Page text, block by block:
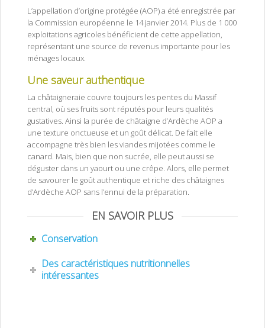
L’appellation d’origine protégée (AOP) a été enregistrée par
la Commission européenne le 14 janvier 2014. Plus de 1 000
exploitations agricoles bénéficient de cette appellation,
représentant une source de revenus importante pour les
ménages locaux.
Une saveur authentique
La châtaigneraie couvre toujours les pentes du Massif
central, où ses fruits sont réputés pour leurs qualités
gustatives. Ainsi la purée de châtaigne d’Ardèche AOP a
une texture onctueuse et un goût délicat. De fait elle
accompagne très bien les viandes mijotées comme le
canard. Mais, bien que non sucrée, elle peut aussi se
déguster dans un yaourt ou une crêpe. Alors, elle permet
de savourer le goût authentique et riche des châtaignes
d’Ardèche AOP sans l’ennui de la préparation.
EN SAVOIR PLUS
Conservation
Des caractéristiques nutritionnelles
intéressantes